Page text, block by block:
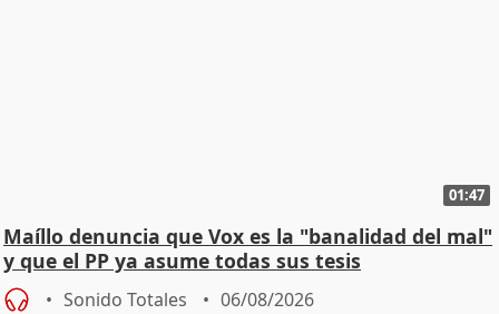
01:47
Maíllo denuncia que Vox es la "banalidad del mal"
y que el PP ya asume todas sus tesis
Sonido Totales 06/08/2026